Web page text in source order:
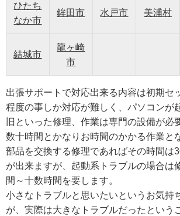
ひたち
なか市
鉾田市 水戸市 美浦村
結城市
龍ヶ崎
市
出張サポートで対応出来る内容は初期セ
程度の事しか対応が難しく、パソコンが
旧といった修理、作業は専門の設備が必
数十時間とかなりお時間のかかる作業と
部品を交換する修理であればその時間は
が出来ますが、起動系トラブルの場合は
間～十数時間を要します。
小さなトラブルと思いたいというお気持
が、実際は大きなトラブルだったという